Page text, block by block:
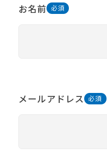
お名前
メールアドレス